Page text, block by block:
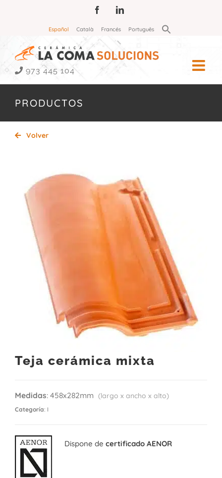
FacebookLinkedIn
Español Català Francés Português Buscar:
973 445 104
PRODUCTOS
Volver
Teja cerámica mixta
Medidas: 458x282mm (largo x ancho x alto)
Categoría: I
Dispone de certificado AENOR